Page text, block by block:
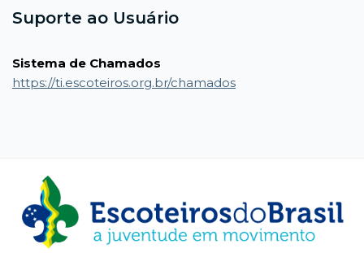
Suporte ao Usuário
Sistema de Chamados
https://ti.escoteiros.org.br/chamados